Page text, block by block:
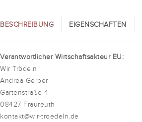
BESCHREIBUNG EIGENSCHAFTEN
Verantwortlicher Wirtschaftsakteur EU:
Wir Trödeln
Andrea Gerber
Gartenstraße 4
08427 Fraureuth
kontakt@wir-troedeln.de